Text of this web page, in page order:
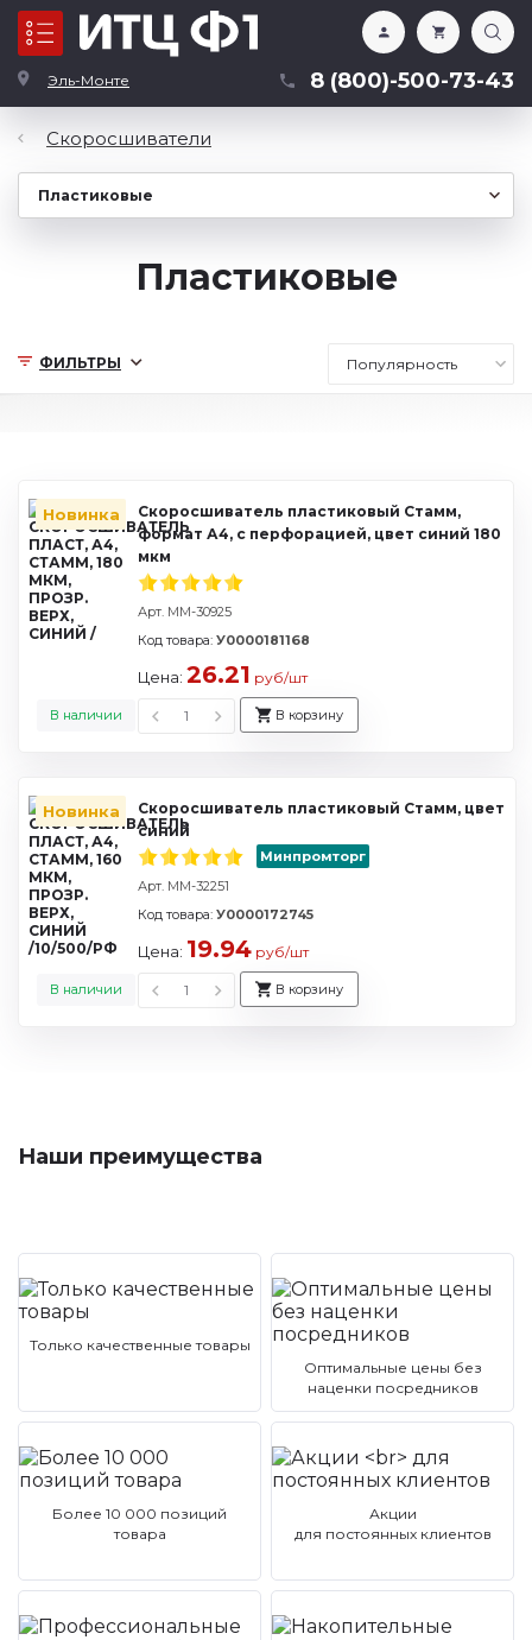
Эль-Монте 8 (800)-500-73-43
Каталог
ФИЛЬТРЫ
Скоросшиватели
Пластиковые
Новинка
Скоросшиватель пластиковый Стамм,
формат А4, с перфорацией, цвет синий 180
мкм
Арт. ММ-30925
В наличии
Код товара: У0000181168
Цена: 26.21 руб/шт
В корзину
Новинка
Скоросшиватель пластиковый Стамм, цвет
синий
Минпромторг
Арт. ММ-32251
В наличии
Код товара: У0000172745
Цена: 19.94 руб/шт
В корзину
Наши преимущества
Только качественные товары
Оптимальные цены без
наценки посредников
Более 10 000 позиций
товара
Акции
для постоянных клиентов